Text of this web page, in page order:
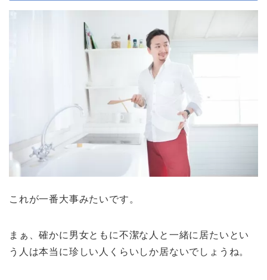
これが一番大事みたいです。
まぁ、確かに男女ともに不潔な人と一緒に居たいとい
う人は本当に珍しい人くらいしか居ないでしょうね。